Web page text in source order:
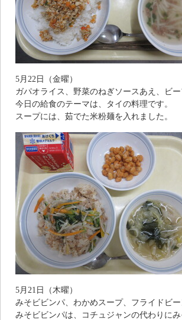
5月22日（金曜）
ガパオライス、野菜のねぎソースあえ、ビ
今日の給食のテーマは、タイの料理です。
スープには、茹でた米粉麺を入れました。
5月21日（木曜）
みそビビンパ、わかめスープ、フライドビ
みそビビンパは、コチュジャンの代わりに